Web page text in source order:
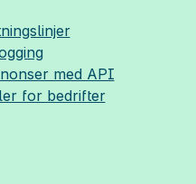
med API
for bedrifter